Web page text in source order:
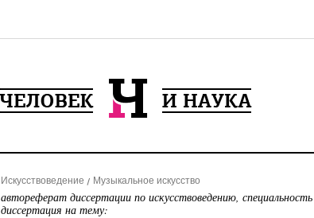
Искусствоведение Музыкальное искусство
автореферат диссертации по искусствоведению,
диссертация на тему: